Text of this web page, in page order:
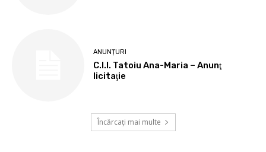
ANUNȚURI
C.I.I. Tatoiu Ana-Maria – Anunţ
licitaţie
Încărcați mai multe